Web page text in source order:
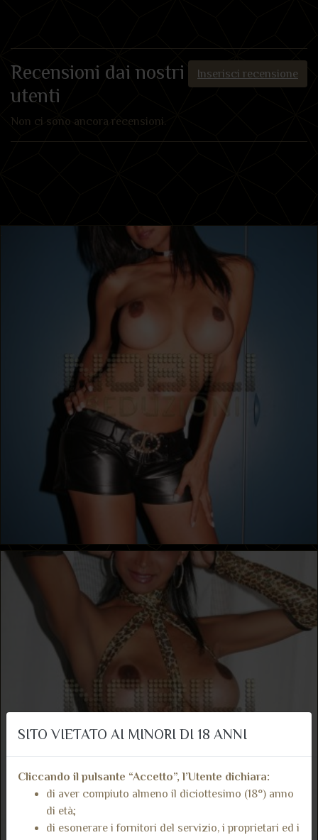
Inserisci recensione
Recensioni dai nostri
utenti
Non ci sono ancora recensioni.
SITO VIETATO AI MINORI DI 18 ANNI
Cliccando il pulsante “Accetto”, l’Utente dichiara:
di aver compiuto almeno il diciottesimo (18°) anno
di età;
di esonerare i fornitori del servizio, i proprietari ed i